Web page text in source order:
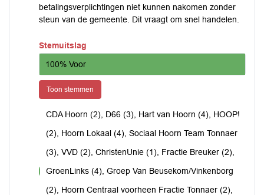
betalingsverplichtingen niet kunnen nakomen zonder
steun van de gemeente. Dit vraagt om snel handelen.
Stemuitslag
100% Voor
Toon stemmen
CDA Hoorn (2), D66 (3), Hart van Hoorn (4), HOOP!
(2), Hoorn Lokaal (4), Sociaal Hoorn Team Tonnaer
(3), VVD (2), ChristenUnie (1), Fractie Breuker (2),
GroenLinks (4), Groep Van Beusekom/Vinkenborg
(2), Hoorn Centraal voorheen Fractie Tonnaer (2),